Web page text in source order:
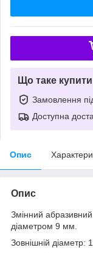
Що таке
Замовлення
Доступна
Опис
Опис
Змінний
діаметром 9 мм.
Зовнішній діаметр: